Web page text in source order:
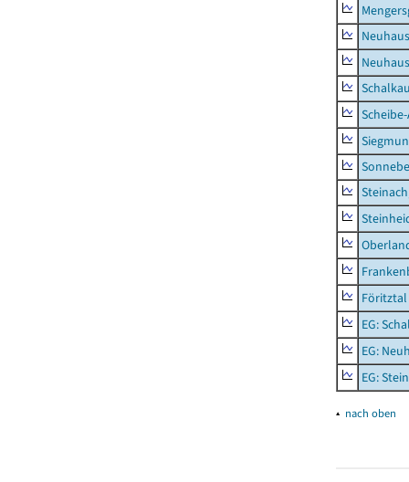
Föritztal
EG:
EG:
EG:
▴ nach oben